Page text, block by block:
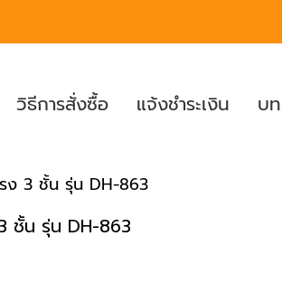
วิธีการสั่งซื้อ แจ้งชำระเงิน บ
ง 3 ชั้น รุ่น DH-863
ชั้น รุ่น DH-863